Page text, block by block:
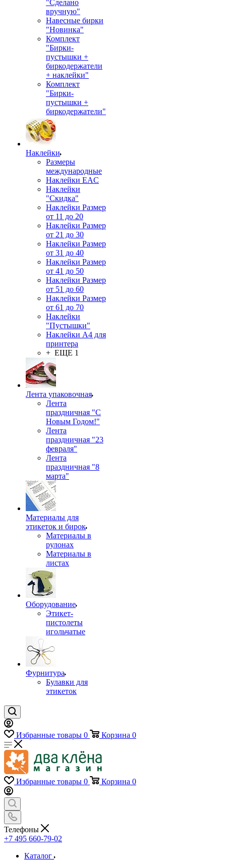
"Сделано
вручную"
Навесные бирки
"Новинка"
Комплект
"Бирки-
пустышки +
биркодержатели
+ наклейки"
Комплект
"Бирки-
пустышки +
биркодержатели"
Наклейки
Размеры
международные
Наклейки EAC
Наклейки
"Скидка"
Наклейки Размер
от 11 до 20
Наклейки Размер
от 21 до 30
Наклейки Размер
от 31 до 40
Наклейки Размер
от 41 до 50
Наклейки Размер
от 51 до 60
Наклейки Размер
от 61 до 70
Наклейки
"Пустышки"
Наклейки А4 для
принтера
+ ЕЩЕ 1
Лента упаковочная
Лента
праздничная "С
Новым Годом!"
Лента
праздничная "23
февраля"
Лента
праздничная "8
марта"
Материалы для
этикеток и бирок
Материалы в
рулонах
Материалы в
листах
Оборудование
Этикет-
пистолеты
игольчатые
Фурнитура
Булавки для
этикеток
Избранные товары 0 Корзина 0
Избранные товары 0 Корзина 0
Телефоны
+7 495 660-79-02
Каталог